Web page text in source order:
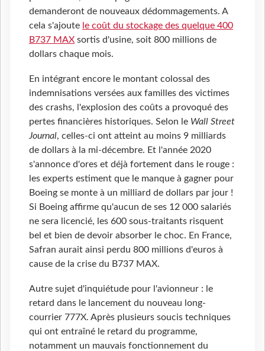
demanderont de nouveaux dédommagements. A
cela s'ajoute le coût du stockage des quelque 400
B737 MAX sortis d'usine, soit 800 millions de
dollars chaque mois.
En intégrant encore le montant colossal des
indemnisations versées aux familles des victimes
des crashs, l'explosion des coûts a provoqué des
pertes financières historiques. Selon le Wall Street
Journal, celles-ci ont atteint au moins 9 milliards
de dollars à la mi-décembre. Et l'année 2020
s'annonce d'ores et déjà fortement dans le rouge :
les experts estiment que le manque à gagner pour
Boeing se monte à un milliard de dollars par jour !
Si Boeing affirme qu'aucun de ses 12 000 salariés
ne sera licencié, les 600 sous-traitants risquent
bel et bien de devoir absorber le choc. En France,
Safran aurait ainsi perdu 800 millions d'euros à
cause de la crise du B737 MAX.
Autre sujet d'inquiétude pour l'avionneur : le
retard dans le lancement du nouveau long-
courrier 777X. Après plusieurs soucis techniques
qui ont entraîné le retard du programme,
notamment un mauvais fonctionnement du